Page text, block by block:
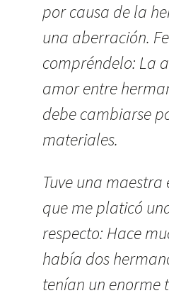
por causa de la
una aberración.
compréndelo: La
amor entre
debe cambiarse
materiales.
Tuve una
que me platicó
respecto: Hace
había dos
tenían un enorme